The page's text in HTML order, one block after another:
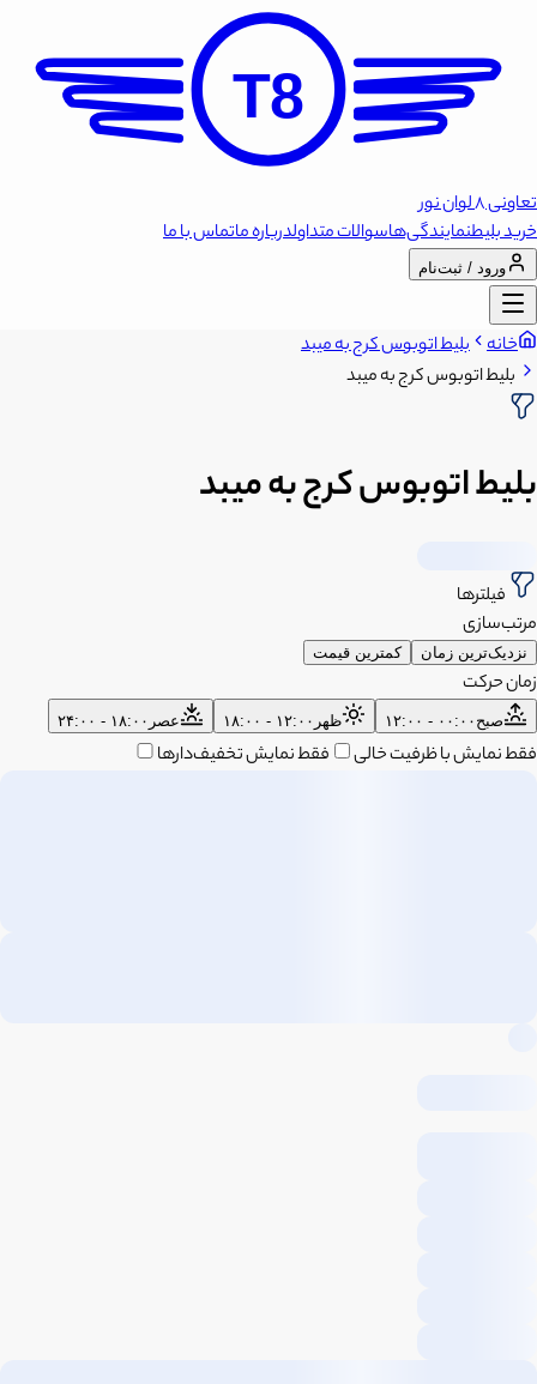
T8
تعاونی 8 لوان نور
خرید بلیطنمایندگی‌هاسوالات متداولدرباره ماتماس با ما
ورود / ثبت‌نام
خانه بلیط اتوبوس کرج به میبد
بلیط اتوبوس کرج به میبد
بلیط اتوبوس کرج به میبد
فیلترها
مرتب‌سازی
نزدیک‌ترین زمان کمترین قیمت
زمان حرکت
صبح ۰۰:۰۰ - ۱۲:۰۰ ظهر ۱۲:۰۰ - ۱۸:۰۰ عصر ۱۸:۰۰ - ۲۴:۰۰
فقط نمایش با ظرفیت خالی فقط نمایش تخفیف‌دارها